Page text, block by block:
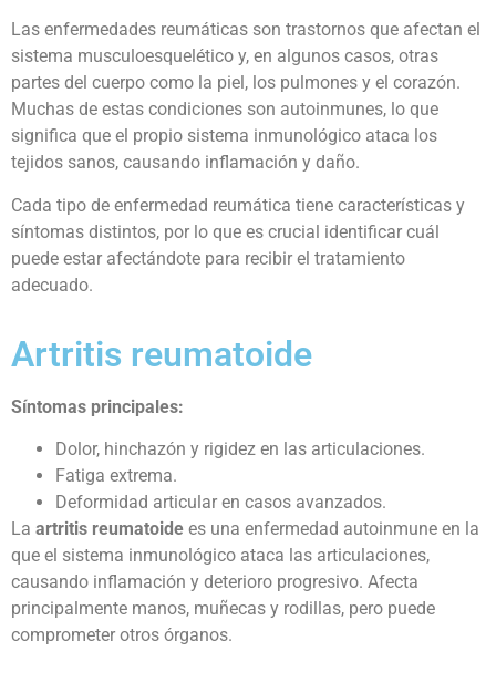
Las enfermedades reumáticas son trastornos que afectan el
sistema musculoesquelético y, en algunos casos, otras
partes del cuerpo como la piel, los pulmones y el corazón.
Muchas de estas condiciones son autoinmunes, lo que
significa que el propio sistema inmunológico ataca los
tejidos sanos, causando inflamación y daño.
Cada tipo de enfermedad reumática tiene características y
síntomas distintos, por lo que es crucial identificar cuál
puede estar afectándote para recibir el tratamiento
adecuado.
Artritis reumatoide
Síntomas principales:
Dolor, hinchazón y rigidez en las articulaciones.
Fatiga extrema.
Deformidad articular en casos avanzados.
La artritis reumatoide es una enfermedad autoinmune en la
que el sistema inmunológico ataca las articulaciones,
causando inflamación y deterioro progresivo. Afecta
principalmente manos, muñecas y rodillas, pero puede
comprometer otros órganos.